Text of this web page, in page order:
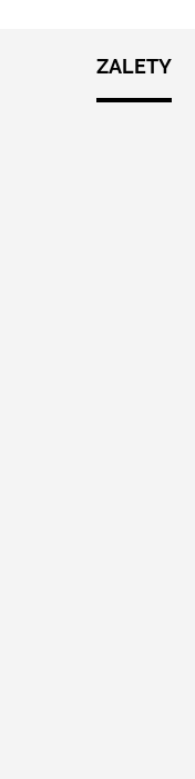
ZALETY